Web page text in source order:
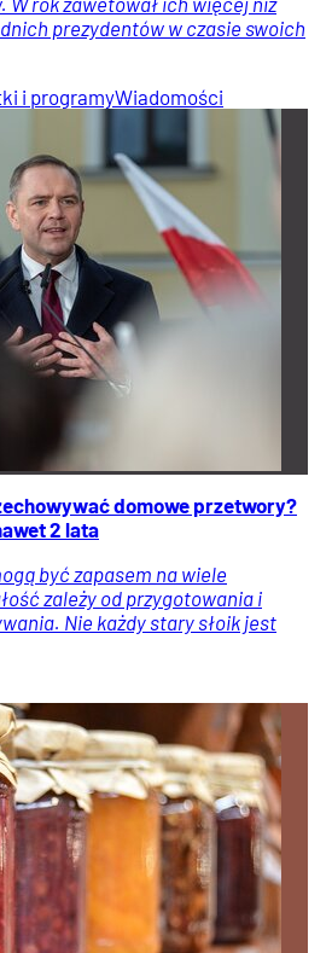
prezydentów w czasie swoich
i programyWiadomości
domowe przetwory?
2 lata
być zapasem na wiele
zależy od przygotowania i
Nie każdy stary słoik jest